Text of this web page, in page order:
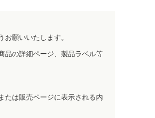
願いいたします。
品の詳細ページ、製品ラベル等
たは販売ページに表示される内